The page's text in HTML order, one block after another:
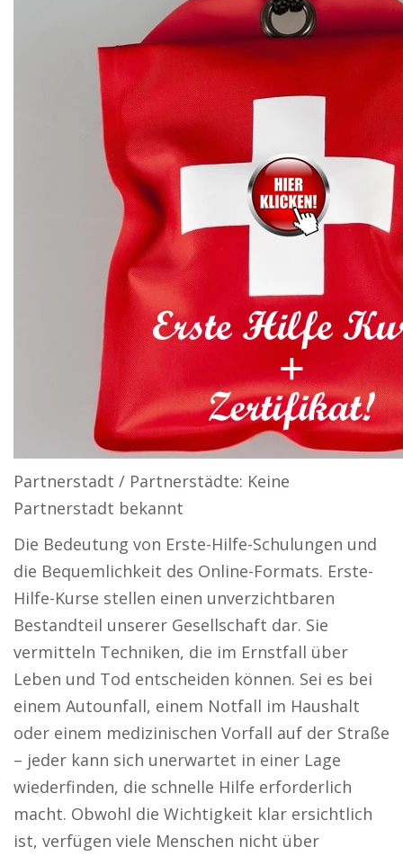
Partnerstadt / Partnerstädte: Keine
Partnerstadt bekannt
Die Bedeutung von Erste-Hilfe-Schulungen und
die Bequemlichkeit des Online-Formats. Erste-
Hilfe-Kurse stellen einen unverzichtbaren
Bestandteil unserer Gesellschaft dar. Sie
vermitteln Techniken, die im Ernstfall über
Leben und Tod entscheiden können. Sei es bei
einem Autounfall, einem Notfall im Haushalt
oder einem medizinischen Vorfall auf der Straße
– jeder kann sich unerwartet in einer Lage
wiederfinden, die schnelle Hilfe erforderlich
macht. Obwohl die Wichtigkeit klar ersichtlich
ist, verfügen viele Menschen nicht über